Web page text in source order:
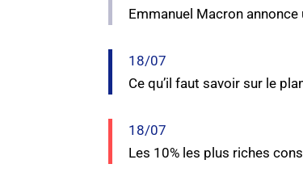
Emmanuel Macron
18/07
Ce qu’il faut savoir sur le
18/07
Les 10% les plus riches